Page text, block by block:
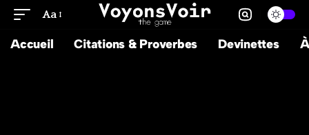
Aa
Accueil Citations & Proverbes Devinettes